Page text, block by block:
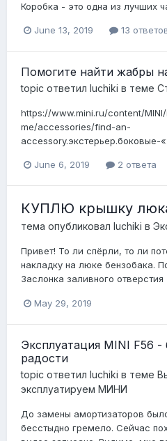
Коробка - это одна из лучших
June 13, 2019 13
Помогите найти жабры
topic ответил luchiki в теме
https://www.mini.ru/content/MINI/
me/accessories/find-an-
accessory.экстерьер.боковые-
June 6, 2019 2 ответа
КУПЛЮ крышку
тема опубликовал luchiki в
Привет! То ли спёрли, то ли
накладку на люке бензобака.
Заслонка заливного отверстия
May 29, 2019
Эксплуатация MINI F56 -
радости
topic ответил luchiki в теме
эксплуатируем МИНИ
До замены амортизаторов
бесстыдно гремело. Сейчас